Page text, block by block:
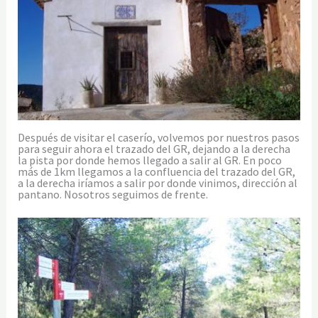
Después de visitar el caserío, volvemos por nuestros pasos
para seguir ahora el trazado del GR, dejando a la derecha
la pista por donde hemos llegado a salir al GR. En poco
más de 1km llegamos a la confluencia del trazado del GR,
a la derecha iríamos a salir por donde vinimos, dirección al
pantano. Nosotros seguimos de frente.